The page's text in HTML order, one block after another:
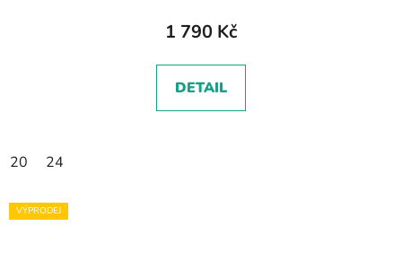
1 790 Kč
DETAIL
20 24
VÝPRODEJ